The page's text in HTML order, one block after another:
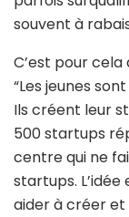
souvent à
C’est pour
“Les jeunes
Ils créent leur
500 startups
centre qui ne
startups.
aider à créer et